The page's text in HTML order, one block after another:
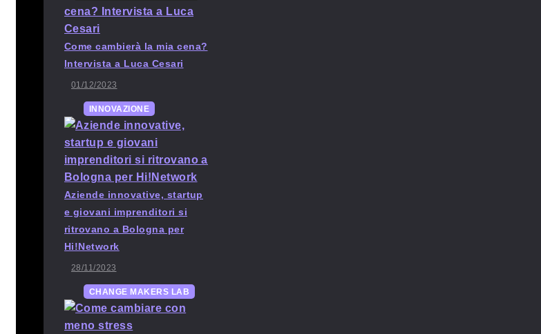
Come cambierà la mia cena?
Intervista a Luca Cesari
01/12/2023
INNOVAZIONE
Aziende innovative, startup
e giovani imprenditori si
ritrovano a Bologna per
Hi!Network
28/11/2023
CHANGE MAKERS LAB